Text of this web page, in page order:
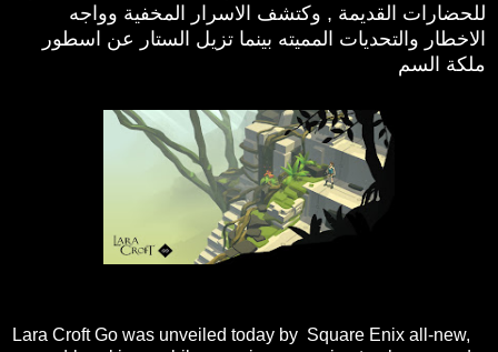
للحضارات القديمة , وكتشف الاسرار المخفية وواجه
الاخطار والتحديات المميته بينما تزيل الستار عن اسطور
ملكة السم
Lara Croft Go was unveiled today by Square Enix all-new,